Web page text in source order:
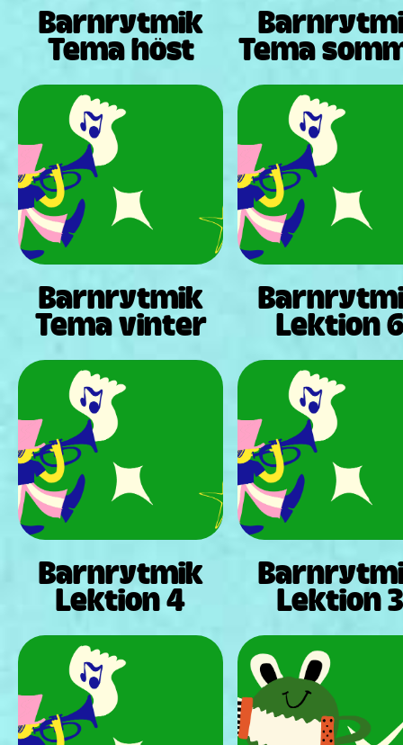
Barnrytmik
Tema höst Tema
Barnrytmik
Tema vinter Lektion 6
Barnrytmik
Lektion 4 Lektion 3